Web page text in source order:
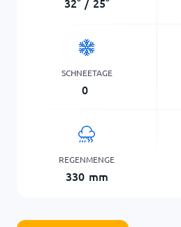
SCHNEETAGE
0
REGENMENGE
330 mm